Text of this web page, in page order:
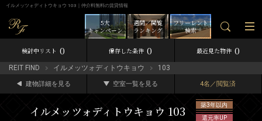
イルメッツォディトウキョウ 103｜仲介料無料の賃貸情報
フリーレント
検索
週間／閲覧
ランキング
5大
キャンペーン
検討中リスト 0 保存した条件 0 最近見た物件 0
REIT FIND イルメッツォディトウキョウ 103
建物詳細を見る 空室一覧を見る 4名／閲覧済
イルメッツォディトウキョウ 103
築3年以内
還元率UP